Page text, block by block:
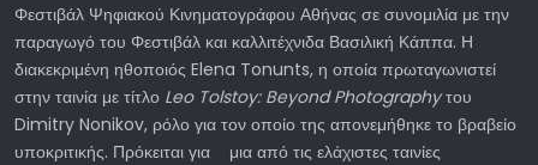
Φεστιβάλ Ψηφιακού Κινηματογράφου Αθήνας σε συνομιλία με την
παραγωγό του Φεστιβάλ και καλλιτέχνιδα Βασιλική Κάππα. Η
διακεκριμένη ηθοποιός Elena Tonunts, η οποία πρωταγωνιστεί
στην ταινία με τίτλο Leo Tolstoy: Beyond Photographyτου
Dimitry Nonikov, ρόλο για τον οποίο της απονεμήθηκε το βραβείο
υποκριτικής. Πρόκειται για μια από τις ελάχιστες ταινίες